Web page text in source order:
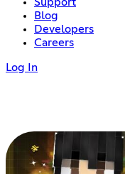
Blog
Developers
Careers
Log In